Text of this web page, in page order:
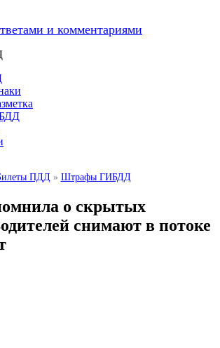
и комментариями
ПДД » Штрафы ГИБДД
о скрытых
снимают в потоке